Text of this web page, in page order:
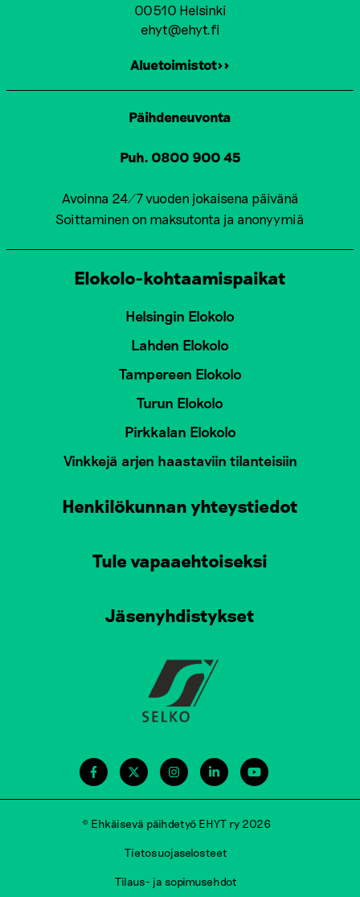
00510 Helsinki
ehyt@ehyt.fi
Aluetoimistot>>
Päihdeneuvonta
Puh. 0800 900 45
Avoinna 24/7 vuoden jokaisena päivänä
Soittaminen on maksutonta ja anonyymiä
Elokolo-kohtaamispaikat
Helsingin Elokolo
Lahden Elokolo
Tampereen Elokolo
Turun Elokolo
Pirkkalan Elokolo
Vinkkejä arjen haastaviin tilanteisiin
Henkilökunnan yhteystiedot
Tule vapaaehtoiseksi
Jäsenyhdistykset
© Ehkäisevä päihdetyö EHYT ry 2026
Tietosuojaselosteet
Tilaus- ja sopimusehdot